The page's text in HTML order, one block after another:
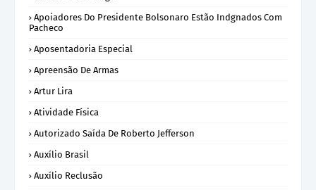
Apoiadores Do Presidente Bolsonaro Estão Indgnados Com
Pacheco
Aposentadoria Especial
Apreensão De Armas
Artur Lira
Atividade Física
Autorizado Saída De Roberto Jefferson
Auxílio Brasil
Auxílio Reclusão